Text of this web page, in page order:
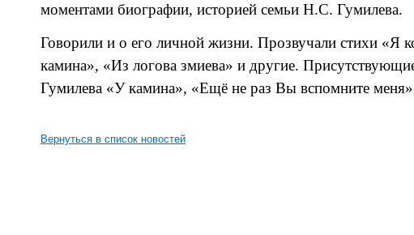
моментами биографии, историей семьи Н.С. Гумилева.
Говорили и о его личной жизни. Прозвучали стихи «Я
камина», «Из логова змиева» и другие.
Гумилева «У камина», «Ещё не раз Вы вспомните
Вернуться в список новостей